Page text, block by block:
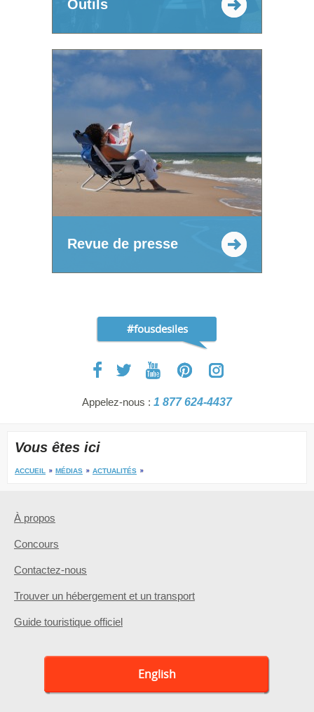
Outils
Revue de presse
#fousdesiles
Appelez-nous : 1 877 624-4437
Vous êtes ici
ACCUEIL MÉDIAS ACTUALITÉS
À propos
Concours
Contactez-nous
Trouver un hébergement et un transport
Guide touristique officiel
English